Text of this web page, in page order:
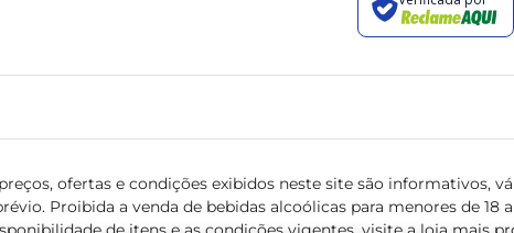
ofertas e condições exibidos neste site são informativos,
Proibida a venda de bebidas alcoólicas para menores de 18